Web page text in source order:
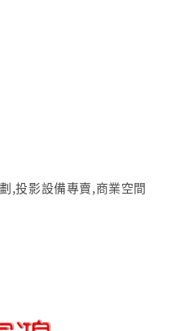
,投影設備專賣,商業空間